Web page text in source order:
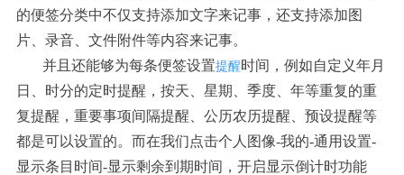
的便签分类中不仅支持添加文字来记事，还支持添加图
片、录音、文件附件等内容来记事。
并且还能够为每条便签设置提醒时间，例如自定义年月
日、时分的定时提醒，按天、星期、季度、年等重复的重
复提醒，重要事项间隔提醒、公历农历提醒、预设提醒等
都是可以设置的。而在我们点击个人图像-我的-通用设置-
显示条目时间-显示剩余到期时间，开启显示倒计时功能